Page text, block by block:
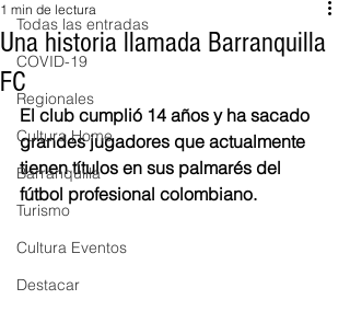
Todas las entradas
COVID-19
Regionales
Cultura Home
Barranquilla
Turismo
Cultura Eventos
Destacar
Una historia llamada Barranquilla
FC
1 min de lectura
El club cumplió 14 años y ha sacado
grandes jugadores que actualmente
tienen títulos en sus palmarés del
fútbol profesional colombiano.